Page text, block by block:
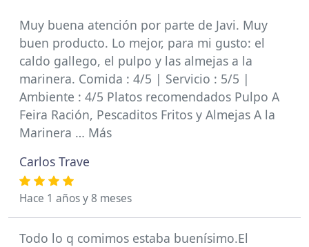
Muy buena atención por parte de Javi. Muy
buen producto. Lo mejor, para mi gusto: el
caldo gallego, el pulpo y las almejas a la
marinera. Comida : 4/5 | Servicio : 5/5 |
Ambiente : 4/5 Platos recomendados Pulpo A
Feira Ración, Pescaditos Fritos y Almejas A la
Marinera … Más
Carlos Trave
Hace 1 años y 8 meses
Todo lo q comimos estaba buenísimo.El